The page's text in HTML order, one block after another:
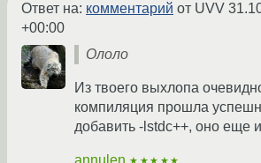
Ответ на: комментарий от UVV
+00:00
Ололо
Из твоего выхлопа
компиляция прошла
добавить -lstdc++, оно еще и